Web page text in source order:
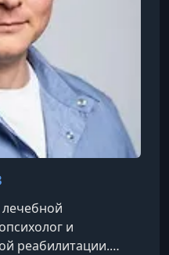
и
реабилитации.